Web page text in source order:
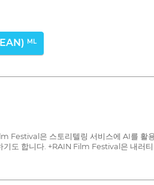
ML
Festival은 스토리텔링 서비스에 AI를 활
도 합니다. +RAIN Film Festival은 내러